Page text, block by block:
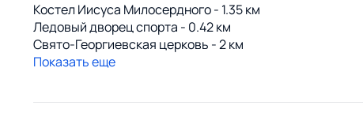
Костел Иисуса Милосердного - 1.35 км
Ледовый дворец спорта - 0.42 км
Свято-Георгиевская церковь - 2 км
Показать еще